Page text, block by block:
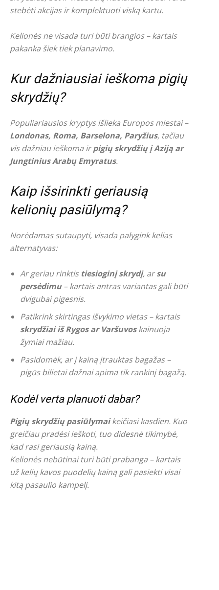
stebėti akcijas ir komplektuoti viską kartu.
Kelionės ne visada turi būti brangios – kartais
pakanka šiek tiek planavimo.
Kur dažniausiai ieškoma pigių
skrydžių?
Populiariausios kryptys išlieka Europos miestai –
Londonas, Roma, Barselona, Paryžius, tačiau
vis dažniau ieškoma irpigių skrydžių į Aziją ar
Jungtinius Arabų Emyratus.
Kaip išsirinkti geriausią
kelionių pasiūlymą?
Norėdamas sutaupyti, visada palygink kelias
alternatyvas:
Ar geriau rinktis tiesioginį skrydį, arsu
persėdimu– kartais antras variantas gali būti
dvigubai pigesnis.
Patikrink skirtingas išvykimo vietas – kartais
skrydžiai iš Rygos ar Varšuvoskainuoja
žymiai mažiau.
Pasidomėk, ar į kainą įtrauktas bagažas –
pigūs bilietai dažnai apima tik rankinį bagažą.
Kodėl verta planuoti dabar?
Pigių skrydžių pasiūlymaikeičiasi kasdien. Kuo
greičiau pradėsi ieškoti, tuo didesnė tikimybė,
kad rasi geriausią kainą.
Kelionės nebūtinai turi būti prabanga – kartais
už kelių kavos puodelių kainą gali pasiekti visai
kitą pasaulio kampelį.